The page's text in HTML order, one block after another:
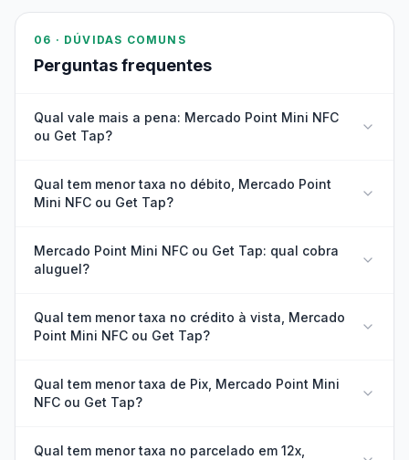
06 · DÚVIDAS COMUNS
Perguntas frequentes
Qual vale mais a pena: Mercado Point Mini NFC
ou Get Tap?
Qual tem menor taxa no débito, Mercado Point
Mini NFC ou Get Tap?
Mercado Point Mini NFC ou Get Tap: qual cobra
aluguel?
Qual tem menor taxa no crédito à vista, Mercado
Point Mini NFC ou Get Tap?
Qual tem menor taxa de Pix, Mercado Point Mini
NFC ou Get Tap?
Qual tem menor taxa no parcelado em 12x,